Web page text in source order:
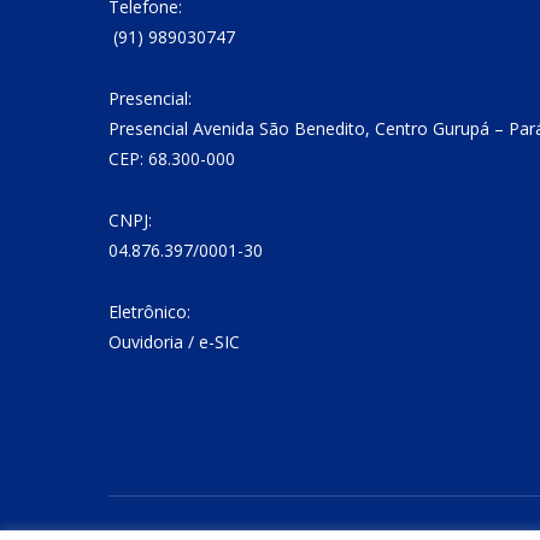
Telefone:
(91) 989030747
Presencial:
Presencial Avenida São Benedito, Centro Gurupá –
CEP: 68.300-000
CNPJ:
04.876.397/0001-30
Eletrônico:
Ouvidoria / e-SIC